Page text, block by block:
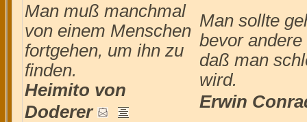
Man muß manchmal
von einem Menschen
fortgehen, um ihn zu
finden.
Heimito von
Doderer
Man sollte
bevor
daß man
wird.
Erwin